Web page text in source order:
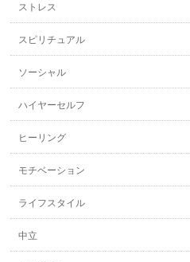
ストレス
スピリチュアル
ソーシャル
ハイヤーセルフ
ヒーリング
モチベーション
ライフスタイル
中立